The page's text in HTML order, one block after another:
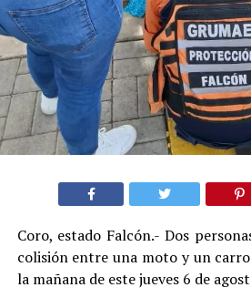
Coro, estado Falcón.- Dos
colisión entre una moto y un
la mañana de este jueves 6 de